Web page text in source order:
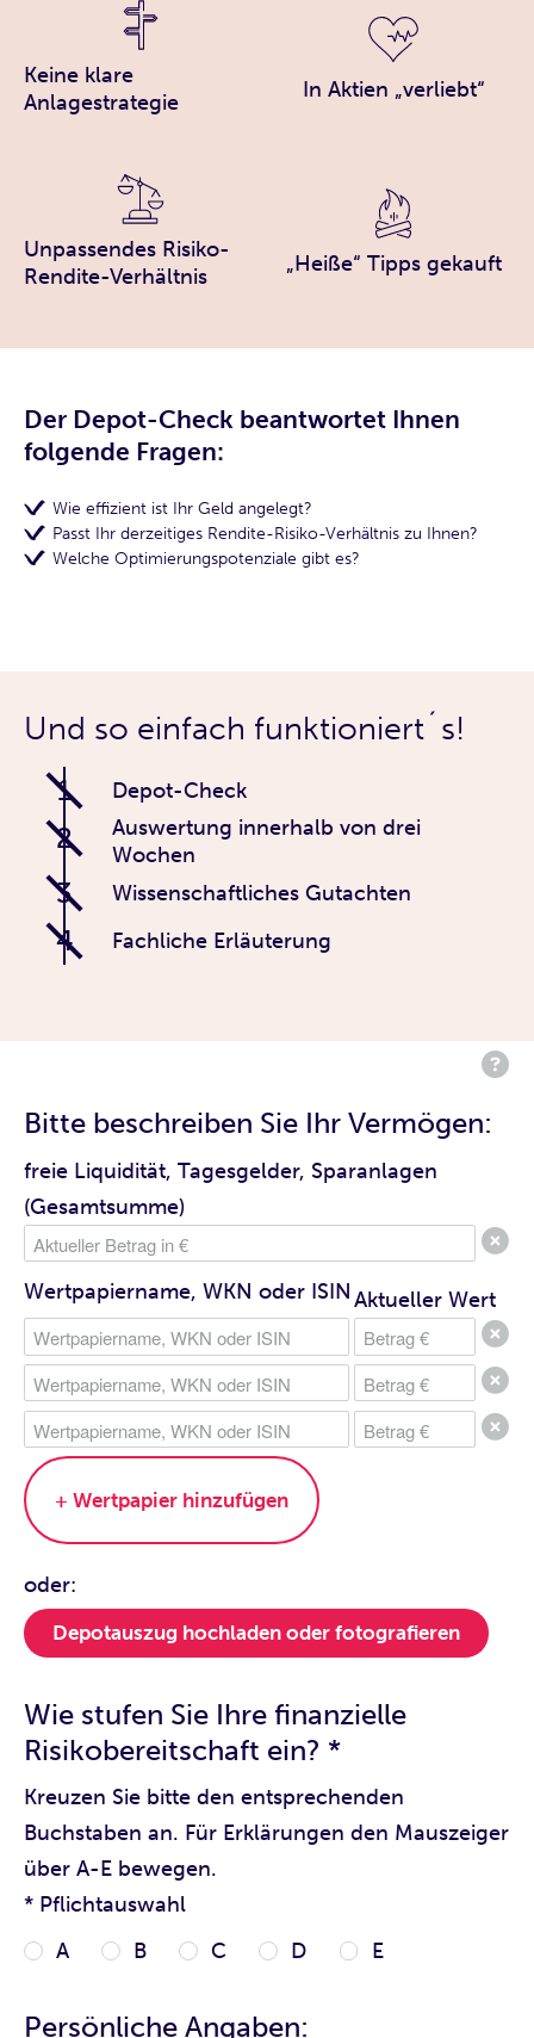
Keine klare
Anlagestrategie
In Aktien „verliebt“
Unpassendes Risiko-
Rendite-Verhältnis
„Heiße“ Tipps gekauft
Der Depot-Check beantwortet Ihnen
folgende Fragen:
Wie effizient ist Ihr Geld angelegt?
Passt Ihr derzeitiges Rendite-Risiko-Verhältnis zu Ihnen?
Welche Optimierungspotenziale gibt es?
Und so einfach funktioniert´s!
1 Depot-Check
2
Auswertung innerhalb von drei
Wochen
3 Wissenschaftliches Gutachten
4 Fachliche Erläuterung
Bitte beschreiben Sie Ihr Vermögen:
freie Liquidität, Tagesgelder, Sparanlagen
(Gesamtsumme)
Wertpapiername, WKN oder ISIN Aktueller Wert
+ Wertpapier hinzufügen
oder:
Depotauszug hochladen oder fotografieren
Wie stufen Sie Ihre finanzielle
Risikobereitschaft ein? *
Kreuzen Sie bitte den entsprechenden
Buchstaben an. Für Erklärungen den Mauszeiger
über A-E bewegen.
* Pflichtauswahl
A
B C D E
Persönliche Angaben: